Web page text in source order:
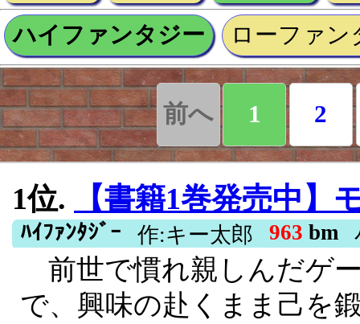
ハイファンタジー ローファン
前へ 1 2
1位. 【書籍1巻発売中】モブの俺が悪役令嬢を拾ったんだが〜ゲーム本
ﾊｲﾌｧﾝﾀｼﾞｰ 作:キー太郎 963 bm
前世で慣れ親しんだゲ
で、興味の赴くまま己を